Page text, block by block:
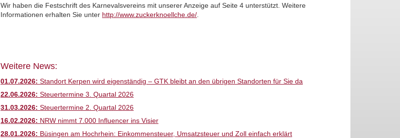
Wir haben die Festschrift des Karnevalsvereins mit unserer Anzeige auf Seite 4 unterstützt. Weitere
Informationen erhalten Sie unter http://www.zuckerknoellche.de/.
Weitere News:
01.07.2026: Standort Kerpen wird eigenständig – GTK bleibt an den übrigen Standorten für Sie da
22.06.2026: Steuertermine 3. Quartal 2026
31.03.2026: Steuertermine 2. Quartal 2026
16.02.2026: NRW nimmt 7.000 Influencer ins Visier
28.01.2026: Büsingen am Hochrhein: Einkommensteuer, Umsatzsteuer und Zoll einfach erklärt